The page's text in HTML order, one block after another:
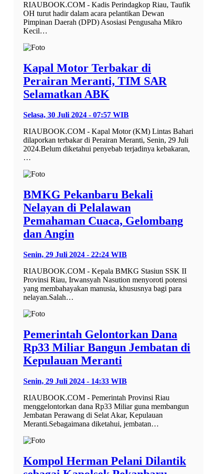
RIAUBOOK.COM - Kadis Perindagkop Riau, Taufik
OH turut hadir dalam acara pelantikan Dewan
Pimpinan Daerah (DPD) Asosiasi Pengusaha Mikro
Kecil…
Kapal Motor Terbakar di
Perairan Meranti, TIM SAR
Selamatkan ABK
Selasa, 30 Juli 2024 - 07:57 WIB
RIAUBOOK.COM - Kapal Motor (KM) Lintas Bahari
dilaporkan terbakar di Perairan Meranti, Senin, 29 Juli
2024.Belum diketahui penyebab terjadinya kebakaran,
…
BMKG Pekanbaru Bekali
Nelayan di Pelalawan
Pemahaman Cuaca, Gelombang
dan Angin
Senin, 29 Juli 2024 - 22:24 WIB
RIAUBOOK.COM - Kepala BMKG Stasiun SSK II
Provinsi Riau, Irwansyah Nasution menyoroti potensi
yang membahayakan manusia, khususnya bagi para
nelayan.Salah…
Pemerintah Gelontorkan Dana
Rp33 Miliar Bangun Jembatan di
Kepulauan Meranti
Senin, 29 Juli 2024 - 14:33 WIB
RIAUBOOK.COM - Pemerintah Provinsi Riau
menggelontorkan dana Rp33 Miliar guna membangun
Jembatan Perawang di Selat Akar, Kepulauan
Meranti.Sebagaimana diketahui, jembatan…
Kompol Herman Pelani Dilantik